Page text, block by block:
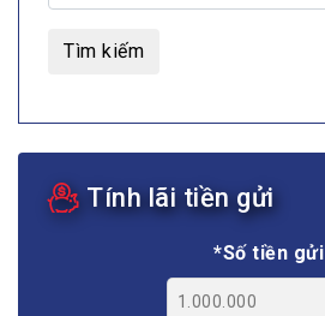
Tìm kiếm
Tính lãi tiền gửi
*Số tiền gửi